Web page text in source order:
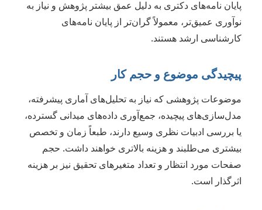
پایان نامه‌های دکتری به دلیل عمق بیشتر پژوهش و نیاز به
نوآوری عمیق‌تر، معمولاً گران‌تر از پایان نامه‌های
کارشناسی ارشد هستند.
پیچیدگی موضوع و حجم کار
موضوعات پژوهشی که نیاز به تحلیل‌های آماری پیشرفته،
مدل‌سازی‌های پیچیده، جمع‌آوری داده‌های میدانی گسترده،
یا بررسی ادبیات نظری وسیع دارند، طبعاً زمان و تخصص
بیشتری می‌طلبند و هزینه بالاتری خواهند داشت. حجم
صفحات مورد انتظار و تعداد متغیرهای تحقیق نیز بر هزینه
اثرگذار است.